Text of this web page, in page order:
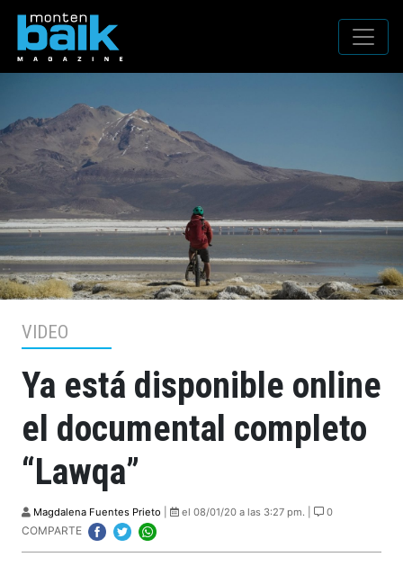
VIDEO
Ya está disponible online
el documental completo
“Lawqa”
Magdalena Fuentes Prieto el 08/01/20 a las 3:27 pm. | 0
COMPARTE